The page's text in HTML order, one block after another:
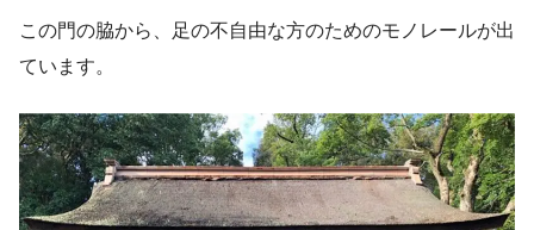
この門の脇から、足の不自由な方のためのモノレールが出
ています。